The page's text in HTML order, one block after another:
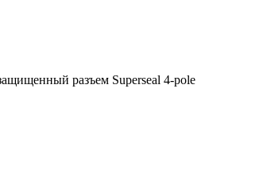
разъем Superseal 4-pole